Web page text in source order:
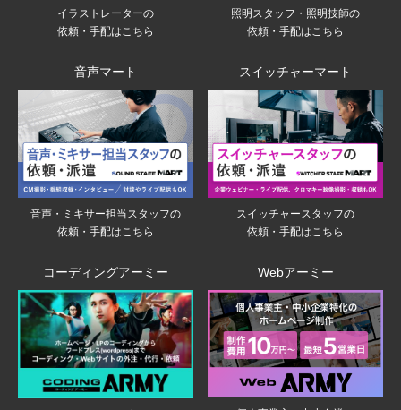
イラストレーターの
依頼・手配はこちら
照明スタッフ・照明技師の
依頼・手配はこちら
音声マート
音声・ミキサー担当スタッフの
依頼・手配はこちら
スイッチャーマート
スイッチャースタッフの
依頼・手配はこちら
コーディングアーミー Webアーミー